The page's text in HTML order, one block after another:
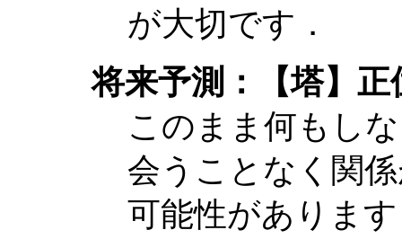
が大切です．
将来予測：【塔】正
このまま何もし
会うことなく関
可能性がありま